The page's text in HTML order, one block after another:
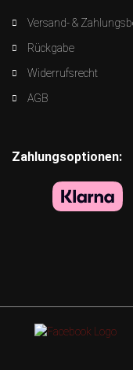
Versand- &
Rückgabe
Widerrufsrecht
AGB
Zahlungsoptionen: